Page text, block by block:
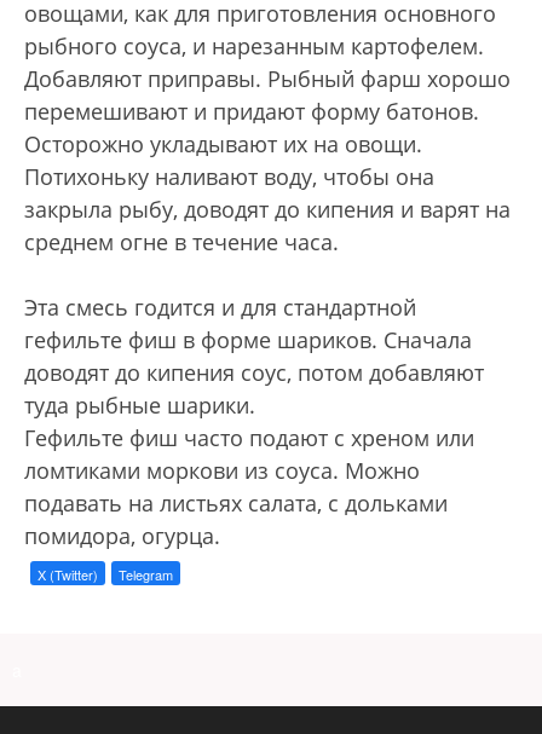
овощами, как для приготовления основного
рыбного соуса, и нарезанным картофелем.
Добавляют приправы. Рыбный фарш хорошо
перемешивают и придают форму батонов.
Осторожно укладывают их на овощи.
Потихоньку наливают воду, чтобы она
закрыла рыбу, доводят до кипения и варят на
среднем огне в течение часа.
Эта смесь годится и для стандартной
гефильте фиш в форме шариков. Сначала
доводят до кипения соус, потом добавляют
туда рыбные шарики.
Гефильте фиш часто подают с хреном или
ломтиками моркови из соуса. Можно
подавать на листьях салата, с дольками
помидора, огурца.
X (Twitter) Telegram